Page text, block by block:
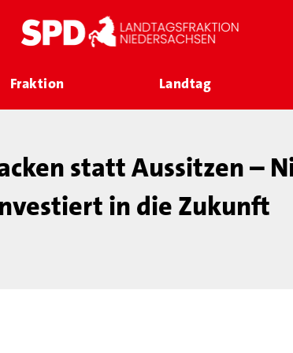
Fraktion Landtag
statt Aussitzen –
in die Zukunft